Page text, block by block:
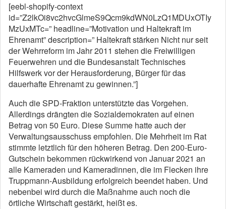
[eebl-shopify-context
id=”Z2lkOi8vc2hvcGlmeS9Qcm9kdWN0LzQ1MDUxOTIy
MzUxMTc=” headline=”Motivation und Haltekraft im
Ehrenamt” description=” Haltekraft stärken Nicht nur seit
der Wehrreform im Jahr 2011 stehen die Freiwilligen
Feuerwehren und die Bundesanstalt Technisches
Hilfswerk vor der Herausforderung, Bürger für das
dauerhafte Ehrenamt zu gewinnen.”]
Auch die SPD-Fraktion unterstützte das Vorgehen.
Allerdings drängten die Sozialdemokraten auf einen
Betrag von 50 Euro. Diese Summe hatte auch der
Verwaltungsausschuss empfohlen. Die Mehrheit im Rat
stimmte letztlich für den höheren Betrag. Den 200-Euro-
Gutschein bekommen rückwirkend von Januar 2021 an
alle Kameraden und Kameradinnen, die im Flecken ihre
Truppmann-Ausbildung erfolgreich beendet haben. Und
nebenbei wird durch die Maßnahme auch noch die
örtliche Wirtschaft gestärkt, heißt es.